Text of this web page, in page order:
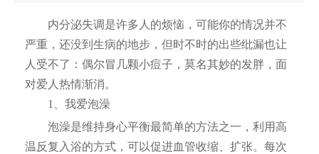
内分泌失调是许多人的烦恼，可能你的情况并不
严重，还没到生病的地步，但时不时的出些纰漏也让
人受不了：偶尔冒几颗小痘子，莫名其妙的发胖，面
对爱人热情渐消。
1、我爱泡澡
泡澡是维持身心平衡最简单的方法之一，利用高
温反复入浴的方式，可以促进血管收缩、扩张。每次